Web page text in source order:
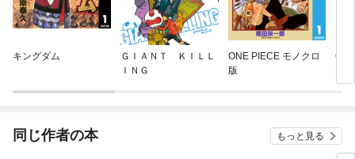
キングダム
ＧＩＡＮＴ ＫＩＬＬ
ＩＮＧ
ONE PIECE モノクロ
版
ジ
同じ作者の本 もっと見る